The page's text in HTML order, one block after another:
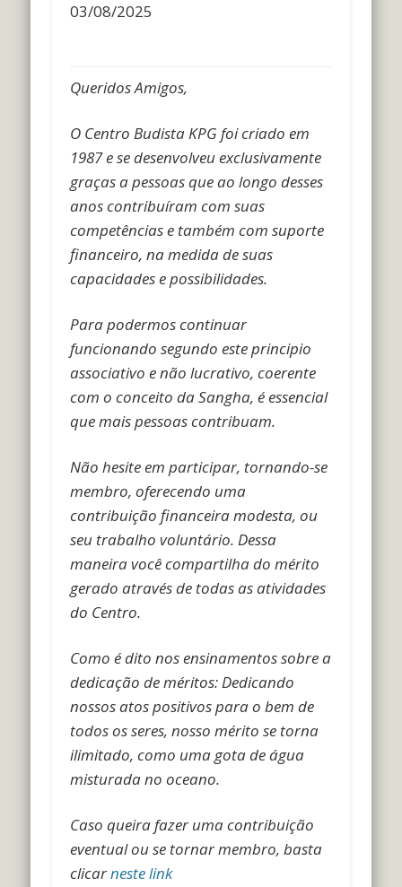
03/08/2025
Queridos Amigos,
O Centro Budista KPG foi criado em
1987 e se desenvolveu exclusivamente
graças a pessoas que ao longo desses
anos contribuíram com suas
competências e também com suporte
financeiro, na medida de suas
capacidades e possibilidades.
Para podermos continuar
funcionando segundo este principio
associativo e não lucrativo, coerente
com o conceito da Sangha, é essencial
que mais pessoas contribuam.
Não hesite em participar, tornando-se
membro, oferecendo uma
contribuição financeira modesta, ou
seu trabalho voluntário. Dessa
maneira você compartilha do mérito
gerado através de todas as atividades
do Centro.
Como é dito nos ensinamentos sobre a
dedicação de méritos: Dedicando
nossos atos positivos para o bem de
todos os seres, nosso mérito se torna
ilimitado, como uma gota de água
misturada no oceano.
Caso queira fazer uma contribuição
eventual ou se tornar membro, basta
clicarneste link